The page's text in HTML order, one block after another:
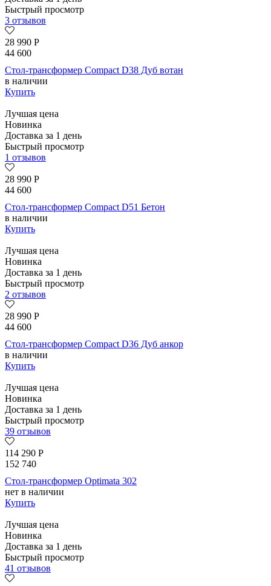
Быстрый просмотр
3 отзывов
28 990 Р
44 600
Стол-трансформер Compact D38 Дуб вотан
в наличии
Купить
Лучшая цена
Новинка
Доставка за 1 день
Быстрый просмотр
1 отзывов
28 990 Р
44 600
Стол-трансформер Compact D51 Бетон
в наличии
Купить
Лучшая цена
Новинка
Доставка за 1 день
Быстрый просмотр
2 отзывов
28 990 Р
44 600
Стол-трансформер Compact D36 Дуб анкор
в наличии
Купить
Лучшая цена
Новинка
Доставка за 1 день
Быстрый просмотр
39 отзывов
114 290 Р
152 740
Стол-трансформер Optimata 302
нет в наличии
Купить
Лучшая цена
Новинка
Доставка за 1 день
Быстрый просмотр
41 отзывов